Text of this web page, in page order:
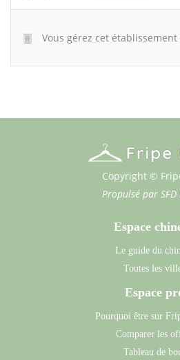
Vous gérez cet établissement
Copyright ©
Propulsé par
Espace
Le guide du
Toutes les
Espace
Pourquoi être sur
Comparer les
Tableau de